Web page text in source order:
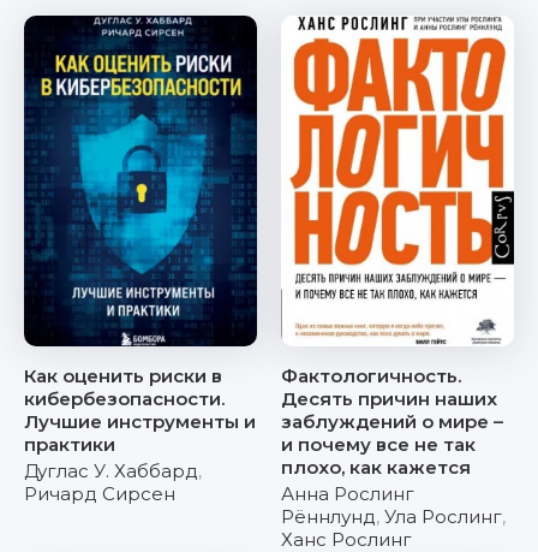
Как оценить риски в
кибербезопасности.
Лучшие инструменты и
практики
Дуглас У. Хаббард,
Ричард Сирсен
Фактологичность.
Десять причин наших
заблуждений о мире –
и почему все не так
плохо, как кажется
Анна Рослинг
Рённлунд, Ула Рослинг,
Ханс Рослинг